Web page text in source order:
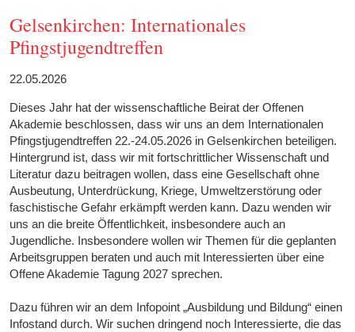
Gelsenkirchen: Internationales
Pfingstjugendtreffen
22.05.2026
Dieses Jahr hat der wissenschaftliche Beirat der Offenen
Akademie beschlossen, dass wir uns an dem Internationalen
Pfingstjugendtreffen 22.-24.05.2026 in Gelsenkirchen beteiligen.
Hintergrund ist, dass wir mit fortschrittlicher Wissenschaft und
Literatur dazu beitragen wollen, dass eine Gesellschaft ohne
Ausbeutung, Unterdrückung, Kriege, Umweltzerstörung oder
faschistische Gefahr erkämpft werden kann. Dazu wenden wir
uns an die breite Öffentlichkeit, insbesondere auch an
Jugendliche. Insbesondere wollen wir Themen für die geplanten
Arbeitsgruppen beraten und auch mit Interessierten über eine
Offene Akademie Tagung 2027 sprechen.
Dazu führen wir an dem Infopoint „Ausbildung und Bildung“ einen
Infostand durch. Wir suchen dringend noch Interessierte, die das